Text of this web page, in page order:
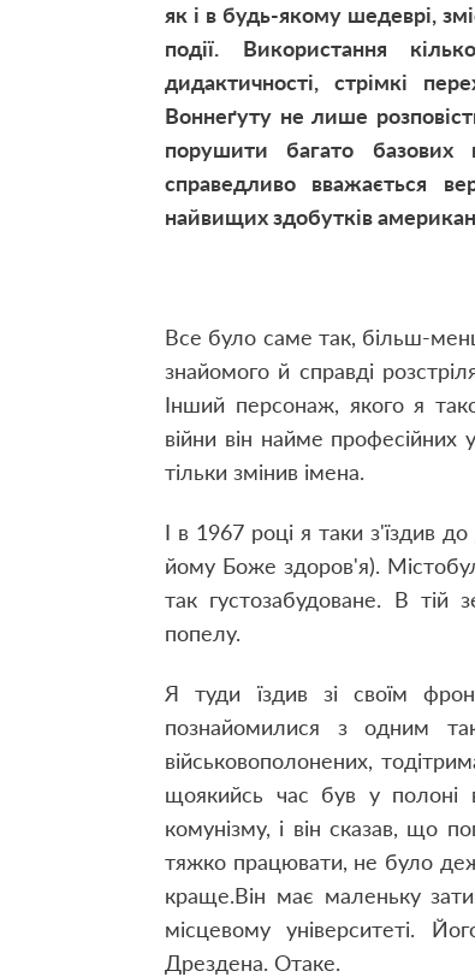
як і в будь-якому шедеврі,
події. Використання
дидактичності, стрімкі
Воннеґуту не лише
порушити багато
справедливо вважається
найвищих здобутків
Все було саме так, більш-
знайомого й справді
Інший персонаж, якого я
війни він найме професійних
тільки змінив імена.
І в 1967 році я таки з'їздив
йому Боже здоров'я). Місто
так густозабудоване. В тій
попелу.
Я туди їздив зі своїм
познайомилися з одним
військовополонених, тоді
щоякийсь час був у
комунізму, і він сказав, що
тяжко працювати, не було де
краще.Він має маленьку
місцевому університеті.
Дрездена. Отаке.